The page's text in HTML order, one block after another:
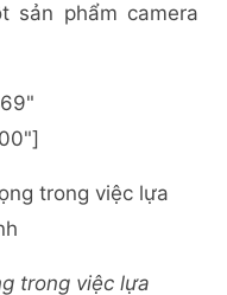
sản phẩm camera
trong việc lựa